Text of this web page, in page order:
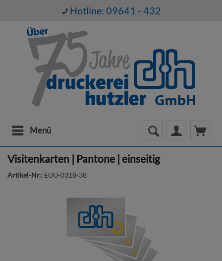
Hotline: 09641 - 432
Menü
Visitenkarten | Pantone | einseitig
Artikel-Nr.: EUU-0318-38